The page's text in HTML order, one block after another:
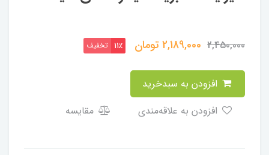
2,450,000
2,189,000تومان 11٪ تخفیف
مقایسه